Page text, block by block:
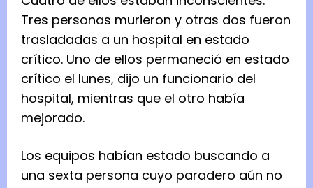
Tres personas murieron y otras dos fueron
trasladadas a un hospital en estado
crítico. Uno de ellos permaneció en estado
crítico el lunes, dijo un funcionario del
hospital, mientras que el otro había
mejorado.
Los equipos habían estado buscando a
una sexta persona cuyo paradero aún no